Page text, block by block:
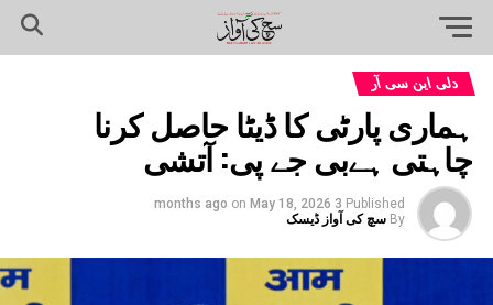
دلی این سی آر
ہماری پارٹی کا ڈیٹا حاصل کرنا
چاہتی ہےبی جے پی: آتشی
Published
3 months ago
on May 18, 2026
By سچ کی آواز ڈیسک